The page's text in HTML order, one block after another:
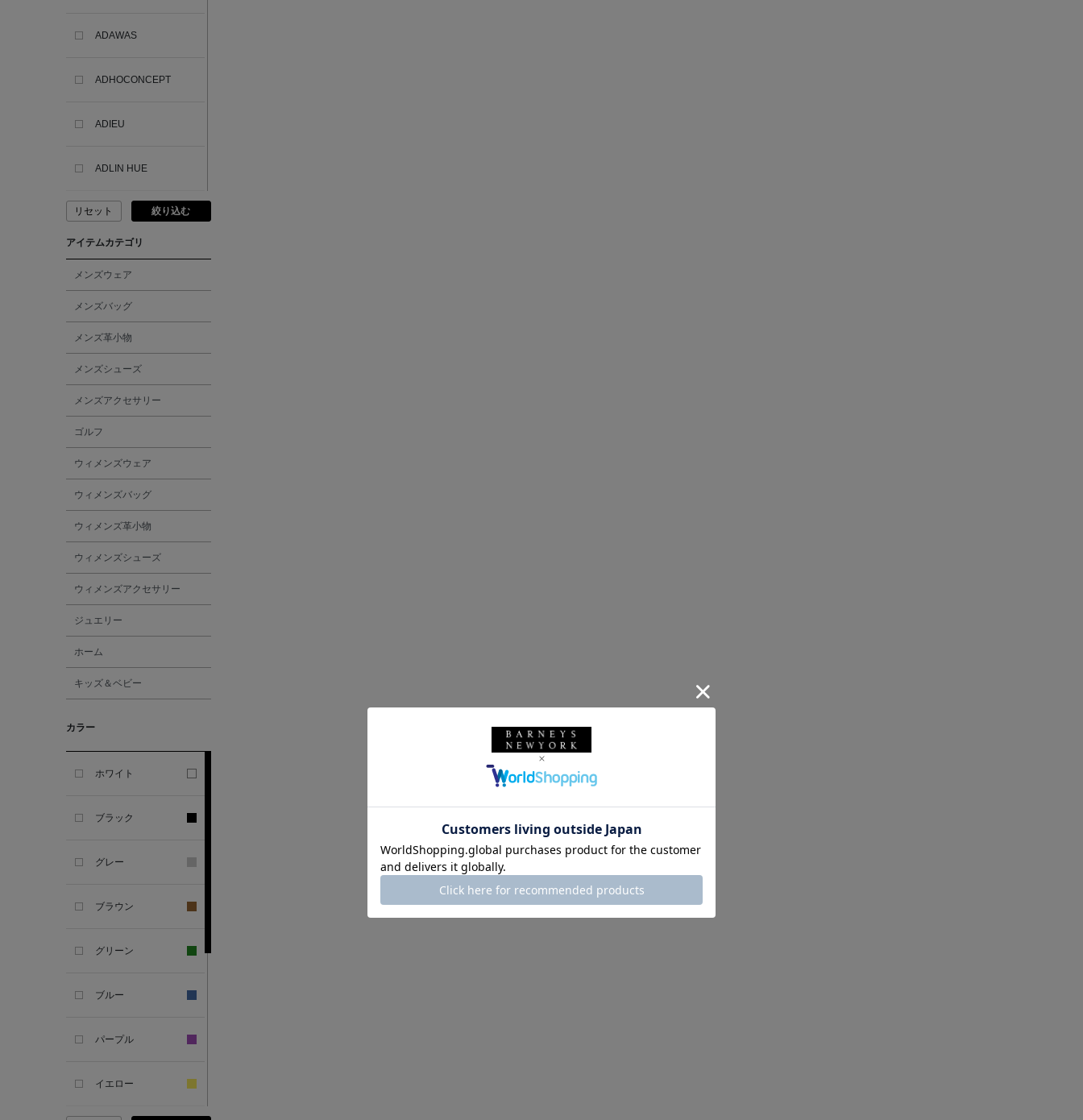
ADAWAS
ADHOCONCEPT
ADIEU
ADLIN HUE
ADVISORY BOARD
AESOP
ALBERT THURSTON
ALESSANDRO
GHERARDI
ALL THE WAYS TO SAY
ALPO
ALTEA
AMOMENTO
ANCIENT GREEK
リセット 絞り込む
アイテムカテゴリ
メンズウェア
メンズバッグ
メンズ革小物
メンズシューズ
メンズアクセサリー
ゴルフ
ウィメンズウェア
ウィメンズバッグ
ウィメンズ革小物
ウィメンズシューズ
ウィメンズアクセサリー
ジュエリー
ホーム
キッズ＆ベビー
カラー
ホワイト
ブラック
グレー
ブラウン
グリーン
ブルー
パープル
イエロー